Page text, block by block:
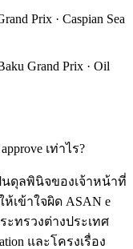
Prix · Caspian Sea
Grand Prix · Oil
เท่าไร?
นดุลพินิจของเจ้าหน้าที่
เข้าใจผิด ASAN e
ทรวงต่างประเทศ
และโครงเรื่อง